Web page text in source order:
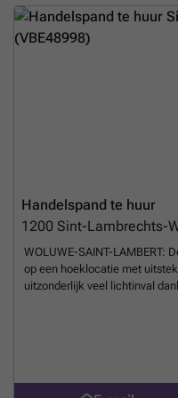
Gemeentebelasting: €
5.565/jaar Optioneel:
garageplaatsen: € 110/
Handelspand te huur
1200 Sint-Lambrechts-
WOLUWE-SAINT-LAMBERT:
op een hoeklocatie met
uitzonderlijk veel lichtinval
eigen buitenruimte,
terras aan de zijkant en een
comfort biedt voor de
momenteel uit een ruime
sanitaire ruimtes. De indeling